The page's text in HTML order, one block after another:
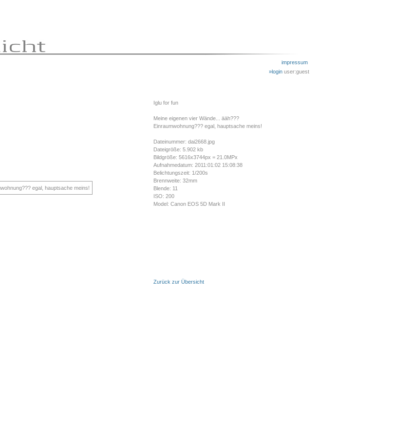
impressum
»login user:guest
Iglu for fun
Meine eigenen vier Wände... ääh???
Einraumwohnung??? egal, hauptsache meins!
Dateinummer: dai2668.jpg
Dateigröße: 5.902 kb
Bildgröße: 5616x3744px = 21.0MPx
Aufnahmedatum: 2011:01:02 15:08:38
Belichtungszeit: 1/200s
Brennweite: 32mm
Blende: 11
ISO: 200
Model: Canon EOS 5D Mark II
Zurück zur Übersicht